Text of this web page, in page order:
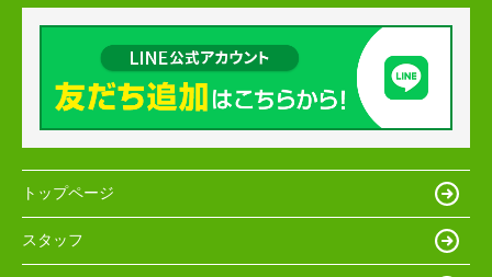
トップページ
スタッフ